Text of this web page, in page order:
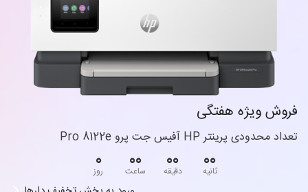
فروش ویژه هفتگی
تعداد محدودی پرینتر HP آفیس جت پرو Pro 8122e
0
روز 00
ساعت 00
دقیقه 00
ثانیه